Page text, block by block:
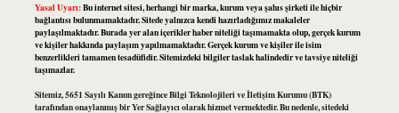
Yasal Uyarı:Bu internet sitesi, herhangi bir marka, kurum veya şahıs şirketi ile hiçbir
bağlantısı bulunmamaktadır. Sitede yalnızca kendi hazırladığımız makaleler
paylaşılmaktadır. Burada yer alan içerikler haber niteliği taşımamakta olup, gerçek kurum
ve kişiler hakkında paylaşım yapılmamaktadır. Gerçek kurum ve kişiler ile isim
benzerlikleri tamamen tesadüfidir. Sitemizdeki bilgiler taslak halindedir ve tavsiye niteliği
taşımazlar.
Sitemiz, 5651 Sayılı Kanun gereğince Bilgi Teknolojileri ve İletişim Kurumu (BTK)
tarafından onaylanmış bir Yer Sağlayıcı olarak hizmet vermektedir. Bu nedenle, sitedeki